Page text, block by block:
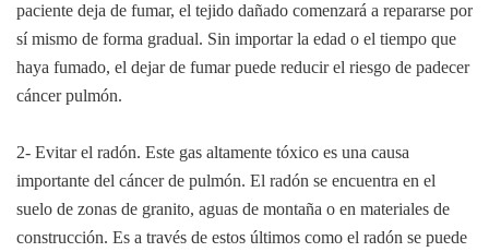
paciente deja de fumar, el tejido dañado comenzará a repararse por
sí mismo de forma gradual. Sin importar la edad o el tiempo que
haya fumado, el dejar de fumar puede reducir el riesgo de padecer
cáncer pulmón.
2- Evitar el radón. Este gas altamente tóxico es una causa
importante del cáncer de pulmón. El radón se encuentra en el
suelo de zonas de granito, aguas de montaña o en materiales de
construcción. Es a través de estos últimos como el radón se puede